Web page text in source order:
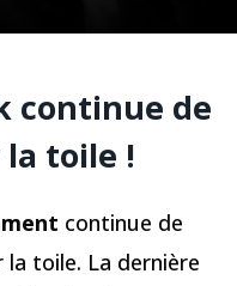
continue de
toile !
continue de
toile. La dernière